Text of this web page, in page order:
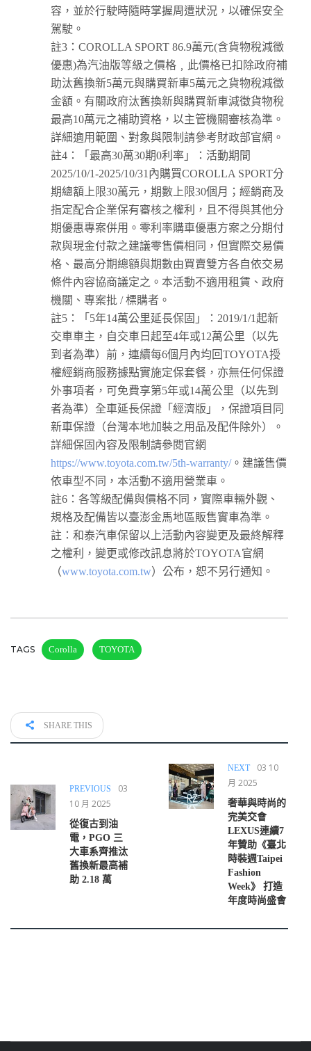
容，並於行駛時隨時掌握周遭狀況，以確保安全
駕駛。
註3：COROLLA SPORT 86.9萬元(含貨物稅減徵
優惠)為汽油版等級之價格﹐此價格已扣除政府補
助汰舊換新5萬元與購買新車5萬元之貨物稅減徵
金額。有關政府汰舊換新與購買新車減徵貨物稅
最高10萬元之補助資格，以主管機關審核為準。
詳細適用範圍、對象與限制請參考財政部官網。
註4：「最高30萬30期0利率」：活動期間
2025/10/1-2025/10/31內購買COROLLA SPORT分
期總額上限30萬元，期數上限30個月；經銷商及
指定配合企業保有審核之權利，且不得與其他分
期優惠專案併用。零利率購車優惠方案之分期付
款與現金付款之建議零售價相同，但實際交易價
格、最高分期總額與期數由買賣雙方各自依交易
條件內容協商議定之。本活動不適用租賃、政府
機關、專案批 / 標購者。
註5：「5年14萬公里延長保固」：2019/1/1起新
交車車主，自交車日起至4年或12萬公里（以先
到者為準）前，連續每6個月內均回TOYOTA授
權經銷商服務據點實施定保套餐，亦無任何保證
外事項者，可免費享第5年或14萬公里（以先到
者為準）全車延長保證「經濟版」，保證項目同
新車保證（台灣本地加裝之用品及配件除外）。
詳細保固內容及限制請參閱官網
https://www.toyota.com.tw/5th-warranty/。建議售價
依車型不同，本活動不適用營業車。
註6：各等級配備與價格不同，實際車輛外觀、
規格及配備皆以臺澎金馬地區販售實車為準。
註：和泰汽車保留以上活動內容變更及最終解釋
之權利，變更或修改訊息將於TOYOTA官網
（www.toyota.com.tw）公布，恕不另行通知。
TAGS Corolla TOYOTA
SHARE THIS
PREVIOUS
03
10 月 2025
從復古到油
電，PGO 三
大車系齊推汰
舊換新最高補
助 2.18 萬
NEXT
03 10
月 2025
奢華與時尚的
完美交會
LEXUS連續7
年贊助《臺北
時裝週Taipei
Fashion
Week》 打造
年度時尚盛會